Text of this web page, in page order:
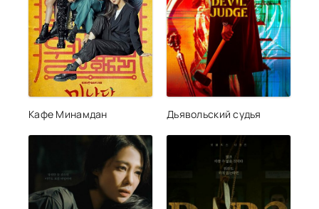
Кафе Минамдан Дьявольский судья